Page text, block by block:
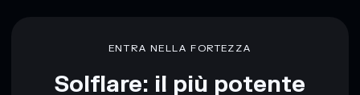
ENTRA NELLA FORTEZZA
Solflare: il più potente